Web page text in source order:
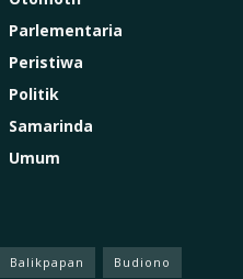
Parlementaria
Peristiwa
Politik
Samarinda
Umum
Balikpapan Budiono